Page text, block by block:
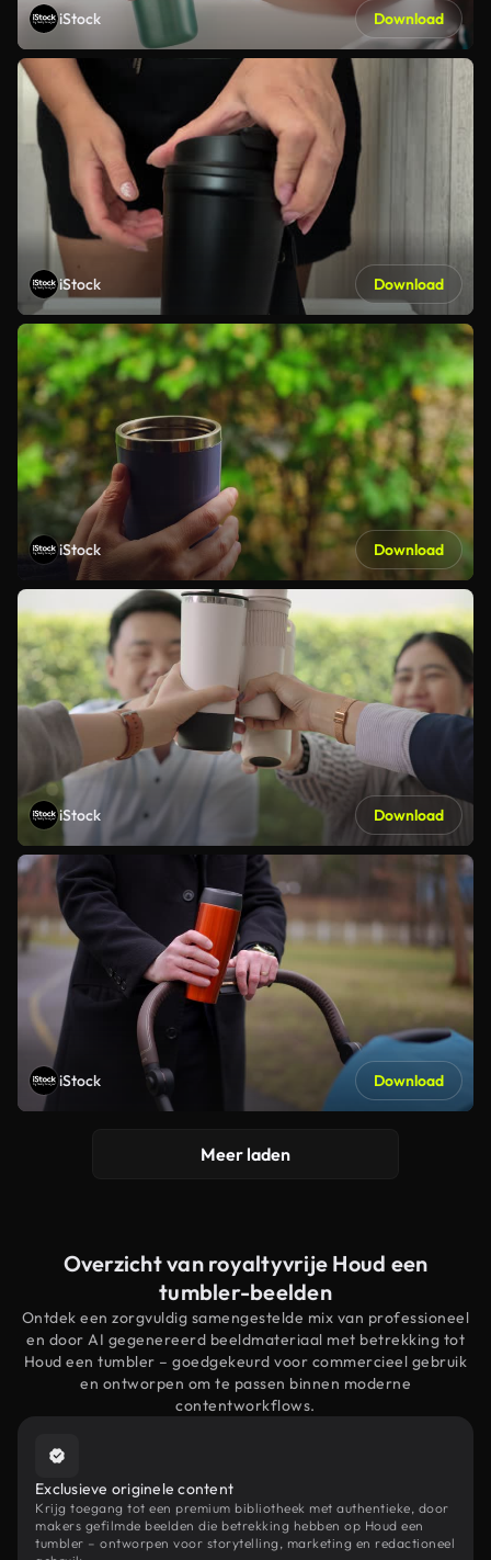
iStock Download
iStock Download
iStock Download
iStock Download
iStock Download
Meer laden
Overzicht van royaltyvrije Houd een
tumbler-beelden
Ontdek een zorgvuldig samengestelde mix van professioneel
en door AI gegenereerd beeldmateriaal met betrekking tot
Houd een tumbler – goedgekeurd voor commercieel gebruik
en ontworpen om te passen binnen moderne
contentworkflows.
Exclusieve originele content
Krijg toegang tot een premium bibliotheek met authentieke, door
makers gefilmde beelden die betrekking hebben op Houd een
tumbler – ontworpen voor storytelling, marketing en redactioneel